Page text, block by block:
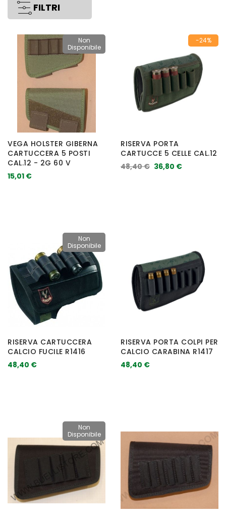
FILTRI
Non
Disponibile
VEGA HOLSTER GIBERNA
CARTUCCERA 5 POSTI
CAL.12 - 2G 60 V
15,01 €
-24%
RISERVA PORTA
CARTUCCE 5 CELLE CAL.12
36,80 €
48,40 €
Non
Disponibile
RISERVA CARTUCCERA
CALCIO FUCILE R1416
48,40 €
RISERVA PORTA COLPI PER
CALCIO CARABINA R1417
48,40 €
Non
Disponibile